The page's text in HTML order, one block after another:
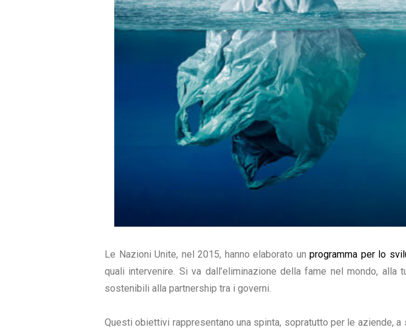
Le Nazioni Unite, nel 2015, hanno elaborato unprogramma per lo
quali intervenire. Si va dall’eliminazione della fame nel mondo,
sostenibili alla partnership tra i governi.
Questi obiettivi rappresentano una spinta, sopratutto per le